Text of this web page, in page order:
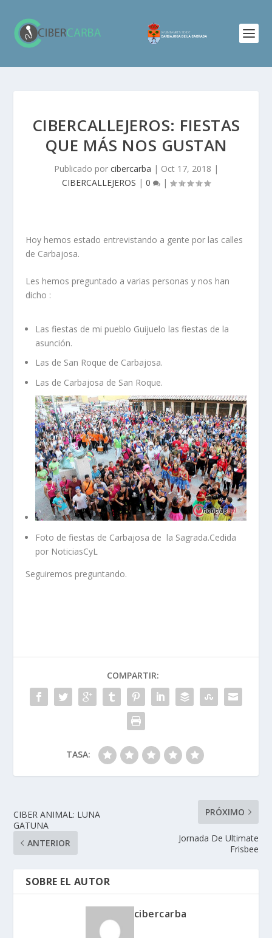
CIBERCALLEJEROS: FIESTAS
QUE MÁS NOS GUSTAN
Publicado por cibercarba | Oct 17, 2018 |
CIBERCALLEJEROS | 0 |
Hoy hemos estado entrevistando a gente por las calles
de Carbajosa.
Les hemos preguntado a varias personas y nos han
dicho :
Las fiestas de mi pueblo Guijuelo las fiestas de la
asunción.
Las de San Roque de Carbajosa.
Las de Carbajosa de San Roque.
Foto de fiestas de Carbajosa de la Sagrada.Cedida
por NoticiasCyL
Seguiremos preguntando.
COMPARTIR:
TASA:
CIBER ANIMAL: LUNA
GATUNA
ANTERIOR
PRÓXIMO
Jornada De Ultimate
Frisbee
SOBRE EL AUTOR
cibercarba